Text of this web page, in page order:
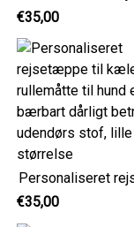
€35,00
€35,00